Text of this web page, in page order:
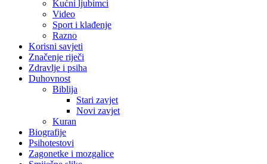
Kućni ljubimci
Video
Sport i klađenje
Razno
Korisni savjeti
Značenje riječi
Zdravlje i psiha
Duhovnost
Biblija
Stari zavjet
Novi zavjet
Kuran
Biografije
Psihotestovi
Zagonetke i mozgalice